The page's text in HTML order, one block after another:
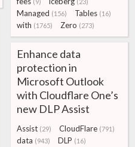
Managed (156) Tables (16)
with (1765) Zero (273)
Enhance data
protection in
Microsoft Outlook
with Cloudflare One’s
new DLP Assist
Assist (29) CloudFlare (791)
data (943) DLP (16)